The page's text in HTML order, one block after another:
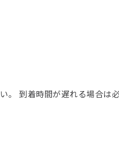
。 到着時間が遅れる場合